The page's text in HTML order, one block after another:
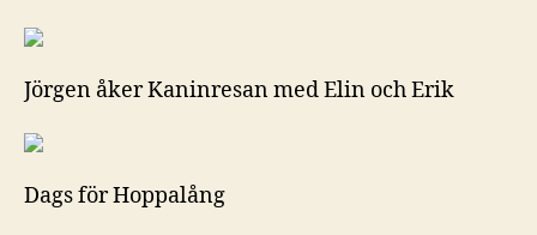
Jörgen åker Kaninresan med Elin och Erik
Dags för Hoppalång